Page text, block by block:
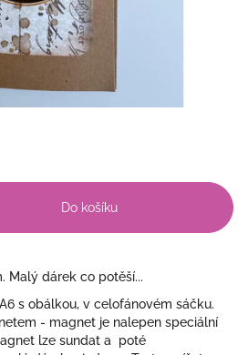
Do košíku
Malý dárek co potěší...
s obálkou, v celofánovém sáčku.
- magnet je nalepen speciální
lze sundat a poté